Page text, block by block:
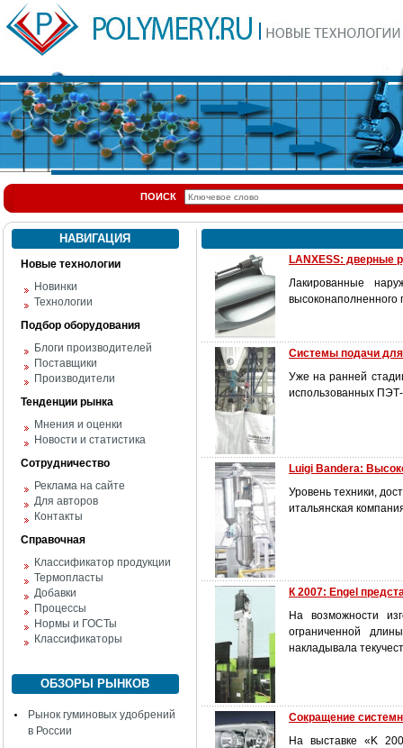
ПОИСК
НАВИГАЦИЯ
Новые технологии
Новинки
Технологии
Подбор оборудования
Блоги производителей
Поставщики
Производители
Тенденции рынка
Мнения и оценки
Новости и статистика
Сотрудничество
Реклама на сайте
Для авторов
Контакты
Справочная
Классификатор продукции
Термопласты
Добавки
Процессы
Нормы и ГОСТы
Классификаторы
ОБЗОРЫ РЫНКОВ
Рынок гуминовых удобрений
в России
LANXESS: дверные
Лакированные
высоконаполненного
Системы подачи
Уже на ранней
использованных
Luigi Bandera:
Уровень техники,
итальянская
К 2007: Engel
На возможности
ограниченной
накладывала
Сокращение
На выставке «K